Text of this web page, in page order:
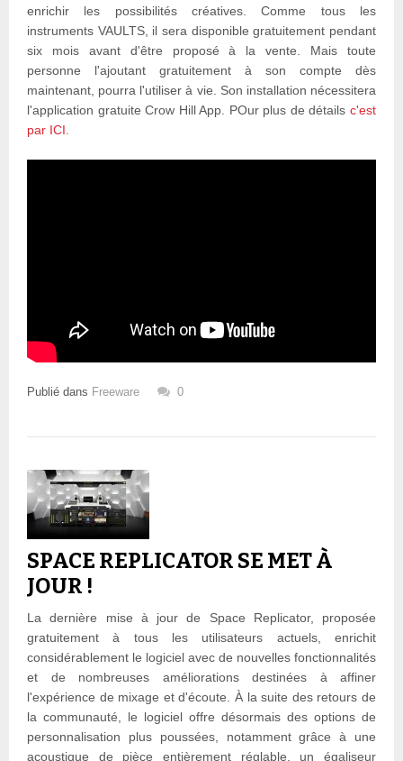
enrichir les possibilités créatives. Comme tous les
instruments VAULTS, il sera disponible gratuitement pendant
six mois avant d'être proposé à la vente. Mais toute
personne l'ajoutant gratuitement à son compte dès
maintenant, pourra l'utiliser à vie. Son installation nécessitera
l'application gratuite Crow Hill App. POur plus de détails c'est
par ICI.
Publié dans Freeware 0
SPACE REPLICATOR SE MET À
JOUR !
La dernière mise à jour de Space Replicator, proposée
gratuitement à tous les utilisateurs actuels, enrichit
considérablement le logiciel avec de nouvelles fonctionnalités
et de nombreuses améliorations destinées à affiner
l'expérience de mixage et d'écoute. À la suite des retours de
la communauté, le logiciel offre désormais des options de
personnalisation plus poussées, notamment grâce à une
acoustique de pièce entièrement réglable, un égaliseur